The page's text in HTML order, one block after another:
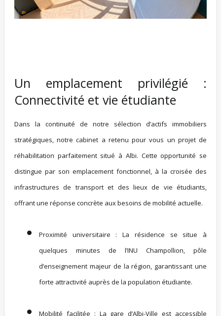
Un emplacement privilégié :
Connectivité et vie étudiante
Dans la continuité de notre sélection d’actifs immobiliers
stratégiques, notre cabinet a retenu pour vous un projet de
réhabilitation parfaitement situé à Albi. Cette opportunité se
distingue par son emplacement fonctionnel, à la croisée des
infrastructures de transport et des lieux de vie étudiants,
offrant une réponse concrète aux besoins de mobilité actuelle.
Proximité universitaire : La résidence se situe à
quelques minutes de l’INU Champollion, pôle
d’enseignement majeur de la région, garantissant une
forte attractivité auprès de la population étudiante.
Mobilité facilitée : La gare d’Albi-Ville est accessible